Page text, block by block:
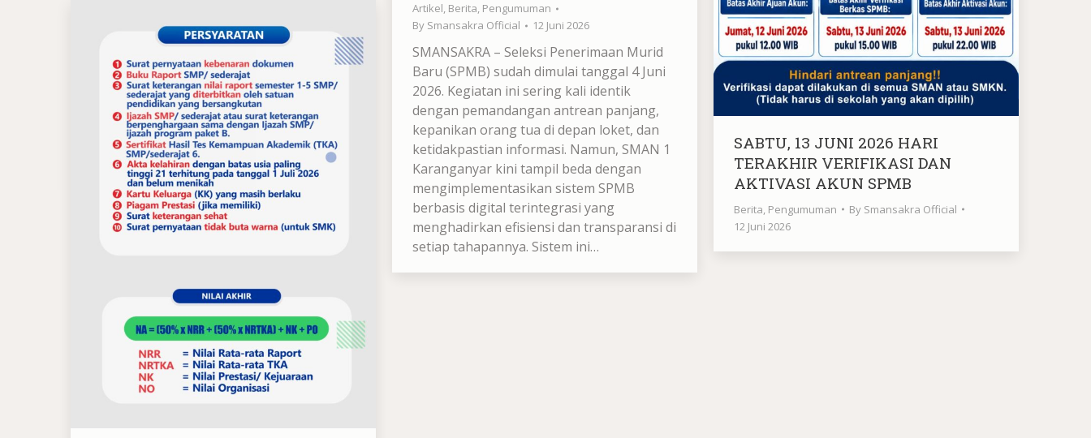
SABTU, 13 JUNI 2026 HARI
TERAKHIR VERIFIKASI DAN
AKTIVASI AKUN SPMB
Berita, Pengumuman By Smansakra Official
12 Juni 2026
Artikel, Berita, Pengumuman
By Smansakra Official 12 Juni 2026
SMANSAKRA – Seleksi Penerimaan Murid
Baru (SPMB) sudah dimulai tanggal 4 Juni
2026. Kegiatan ini sering kali identik
dengan pemandangan antrean panjang,
kepanikan orang tua di depan loket, dan
ketidakpastian informasi. Namun, SMAN 1
Karanganyar kini tampil beda dengan
mengimplementasikan sistem SPMB
berbasis digital terintegrasi yang
menghadirkan efisiensi dan transparansi di
setiap tahapannya. Sistem ini…